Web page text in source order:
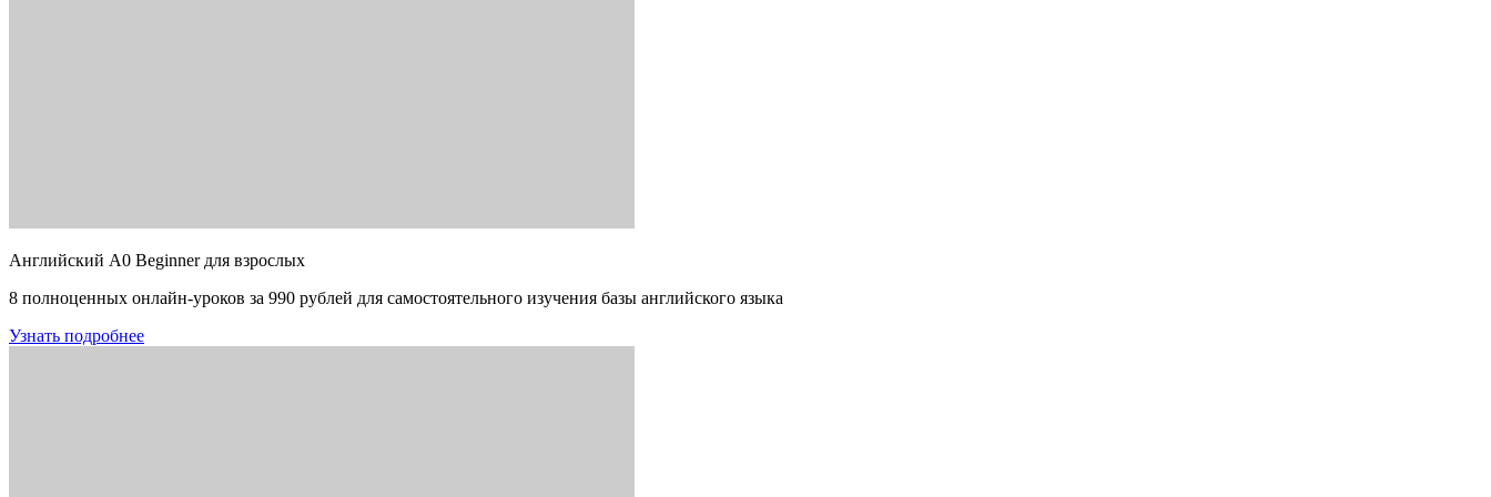
Английский A0 Beginner для взрослых
8 полноценных онлайн-уроков за 990 рублей для самостоятельного изучения базы английского языка
Узнать подробнее